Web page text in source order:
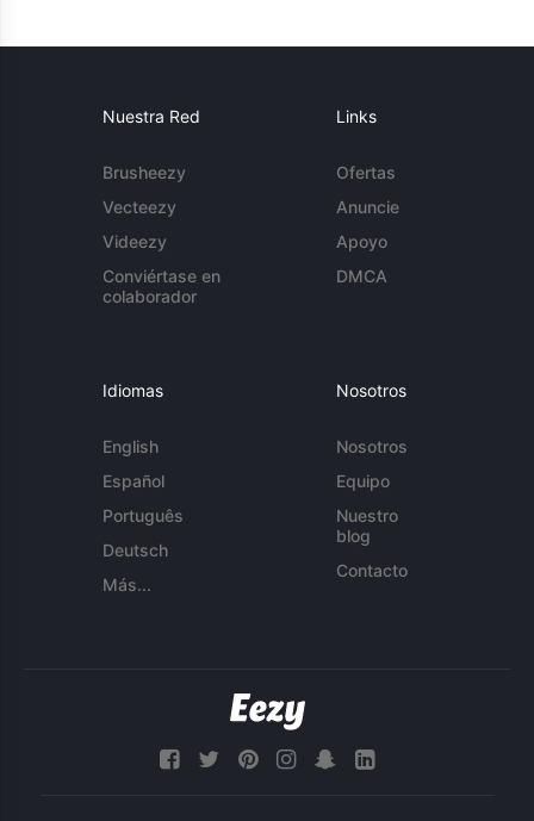
Nuestra Red
Brusheezy
Vecteezy
Videezy
Conviértase en
colaborador
Links
Ofertas
Anuncie
Apoyo
DMCA
Idiomas
English
Español
Português
Deutsch
Más...
Nosotros
Nosotros
Equipo
Nuestro
blog
Contacto